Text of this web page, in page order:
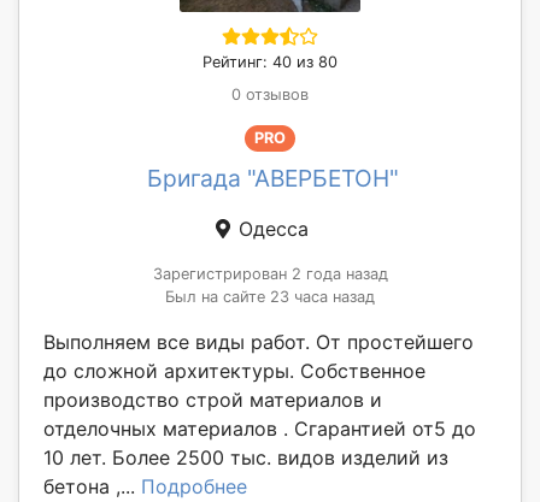
Рейтинг: 40 из 80
0 отзывов
PRO
Бригада "АВЕРБЕТОН"
Одесса
Зарегистрирован 2 года назад
Был на сайте 23 часа назад
Выполняем все виды работ. От простейшего
до сложной архитектуры. Собственное
производство строй материалов и
отделочных материалов . Сгарантией от5 до
10 лет. Более 2500 тыс. видов изделий из
бетона ,... Подробнее